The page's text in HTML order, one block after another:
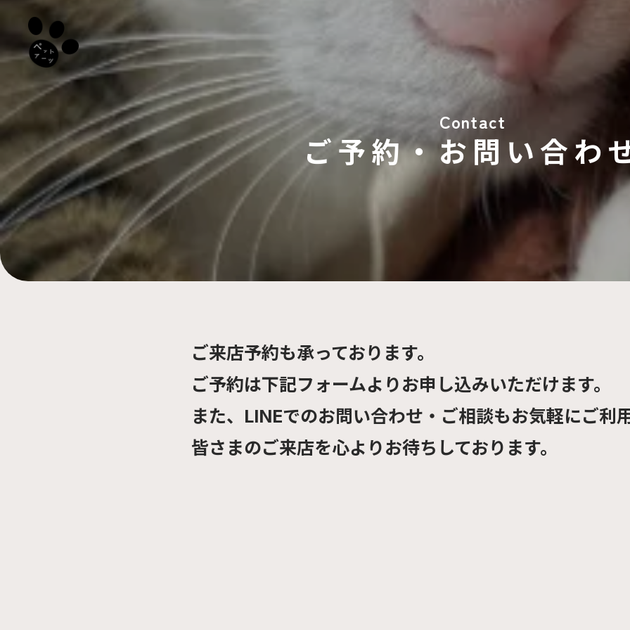
Contact
ご予約・お問い合わ
ご来店予約も承っております。
ご予約は下記フォームよりお申し込みいただけます。
また、LINEでのお問い合わせ・ご相談もお気軽にご利
皆さまのご来店を心よりお待ちしております。